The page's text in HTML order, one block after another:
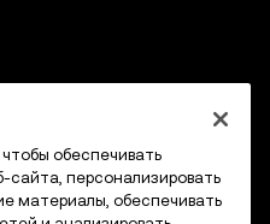
обеспечивать
сайта, персонализировать
материалы, обеспечивать